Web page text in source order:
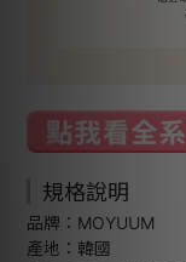
規格說明
品牌：MOYUUM
產地：韓國